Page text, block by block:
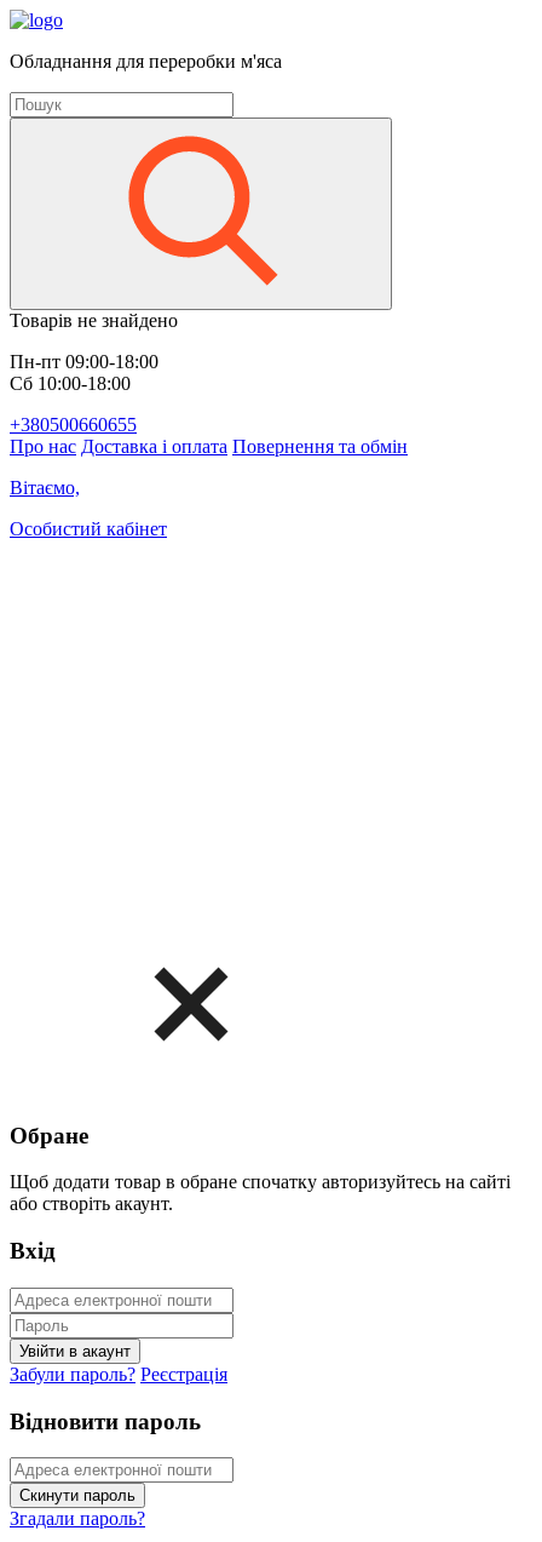
Обладнання для переробки м'яса
Товарів не знайдено
Пн-пт 09:00-18:00
Сб 10:00-18:00
+380500660655
Про нас Доставка і оплата Повернення та обмін
Вітаємо,
Особистий кабінет
Обране
Щоб додати товар в обране спочатку авторизуйтесь на сайті
або створіть акаунт.
Вхід
Забули пароль? Реєстрація
Відновити пароль
Згадали пароль?